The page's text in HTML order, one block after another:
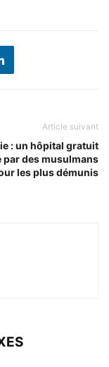
Article suivant
: un hôpital gratuit
par des musulmans
les plus démunis